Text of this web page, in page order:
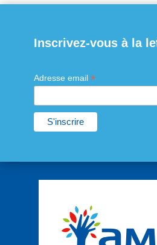
Inscrivez-vous à la
Adresse email *